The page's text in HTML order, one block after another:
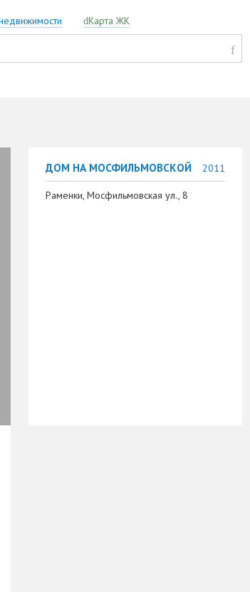
Карта ЖК
ДОМ НА МОСФИЛЬМОВСКОЙ 2011
Раменки, Мосфильмовская ул., 8